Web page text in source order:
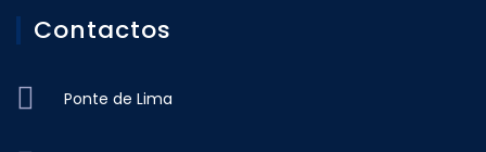
Contactos
Ponte de Lima